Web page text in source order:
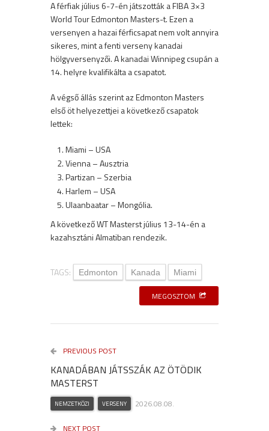
A férfiak július 6-7-én játszották a FIBA 3×3
World Tour Edmonton Masters-t. Ezen a
versenyen a hazai férficsapat nem volt annyira
sikeres, mint a fenti verseny kanadai
hölgyversenyzői. A kanadai Winnipeg csupán a
14. helyre kvalifikálta a csapatot.
A végső állás szerint az Edmonton Masters
első öt helyezettjei a következő csapatok
lettek:
Miami – USA
Vienna – Ausztria
Partizan – Szerbia
Harlem – USA
Ulaanbaatar – Mongólia.
A következő WT Masterst július 13-14-én a
kazahsztáni Almatiban rendezik.
TAGS: Edmonton Kanada Miami
MEGOSZTOM
PREVIOUS POST
KANADÁBAN JÁTSSZÁK AZ ÖTÖDIK
MASTERST
NEMZETKÖZI VERSENY 2026.08.08.
NEXT POST